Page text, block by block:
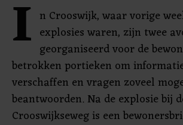
I n Crooswijk, waar vorige
explosies waren, zijn twee
georganiseerd voor de
betrokken portieken om
verschaffen en vragen zoveel
beantwoorden. Na de explosie bij
Crooswijkseweg is een